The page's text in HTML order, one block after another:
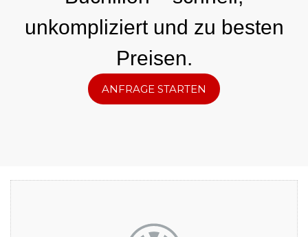
unkompliziert und zu besten
Preisen.
ANFRAGE STARTEN